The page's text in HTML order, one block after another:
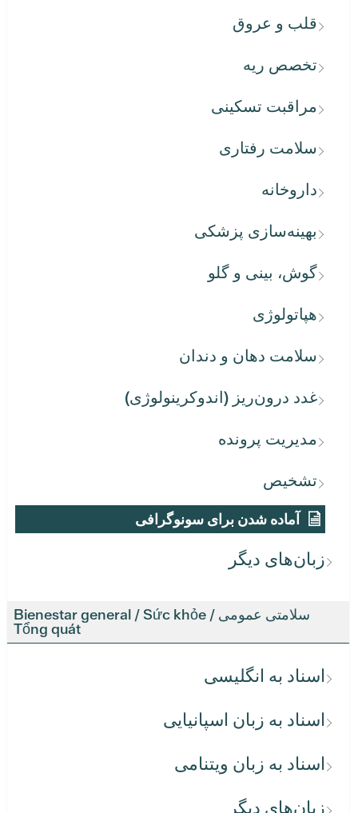
قلب و عروق
تخصص ریه
مراقبت تسکینی
سلامت رفتاری
داروخانه
بهینه‌سازی پزشکی
گوش، بینی و گلو
هپاتولوژی
سلامت دهان و دندان
غدد درون‌ریز (اندوکرینولوژی)
مدیریت پرونده
تشخیص
آماده شدن برای سونوگرافی
زبان‌های دیگر
سلامتی عمومی / Bienestar general / Sức khỏe
Tổng quát
اسناد به انگلیسی
اسناد به زبان اسپانیایی
اسناد به زبان ویتنامی
زبان‌های دیگر